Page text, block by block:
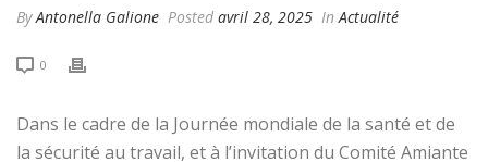
ByAntonella Galione Posted avril 28, 2025 In Actualité
0
Dans le cadre de la Journée mondiale de la santé et de
la sécurité au travail, et à l’invitation du Comité Amiante